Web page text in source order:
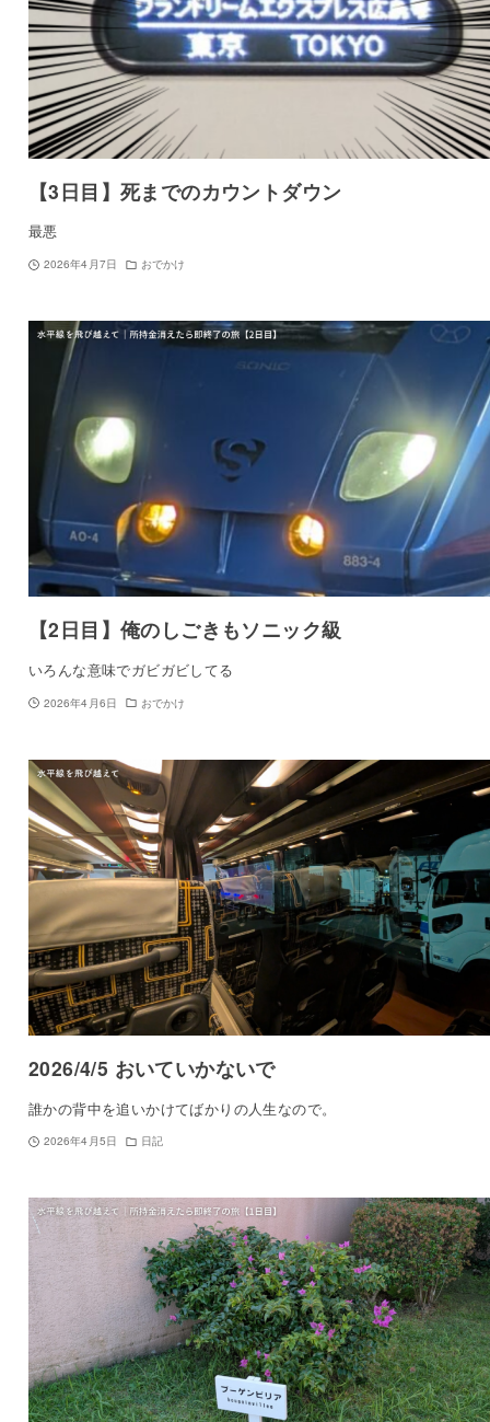
【3日目】死までのカウントダウン
最悪
2026年4月7日 おでかけ
【2日目】俺のしごきもソニック級
いろんな意味でガビガビしてる
2026年4月6日 おでかけ
2026/4/5 おいていかないで
誰かの背中を追いかけてばかりの人生なので。
2026年4月5日 日記